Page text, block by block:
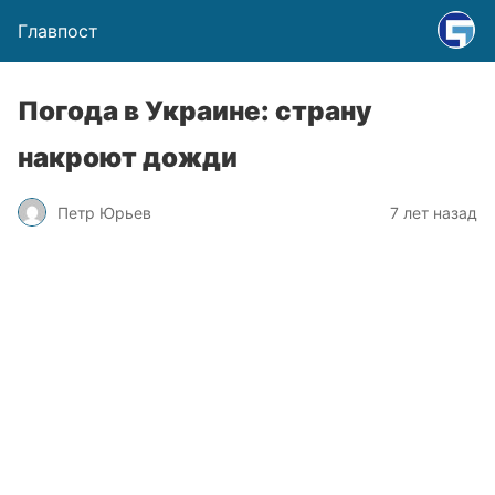
Главпост
Погода в Украине: страну
накроют дожди
Петр Юрьев 7 лет назад